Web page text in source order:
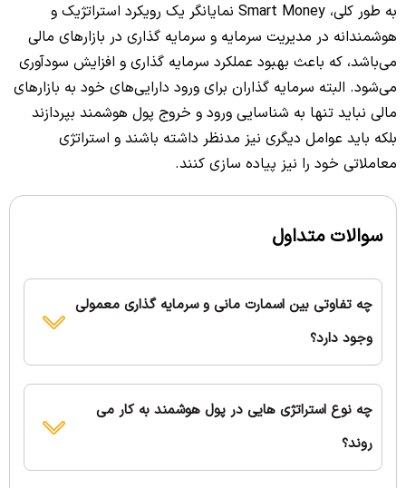
به طور کلی، Smart Money نمایانگر یک رویکرد استراتژیک و
هوشمندانه در مدیریت سرمایه و سرمایه گذاری در بازارهای مالی
می‌باشد، که باعث بهبود عملکرد سرمایه گذاری و افزایش سودآوری
می‌شود. البته سرمایه گذاران برای ورود دارایی‌های خود به بازارهای
مالی نباید تنها به شناسایی ورود و خروج پول هوشمند بپردازند
بلکه باید عوامل دیگری نیز مدنظر داشته باشند و استراتژی
معاملاتی خود را نیز پیاده سازی کنند.
سوالات متداول
چه تفاوتی بین اسمارت مانی و سرمایه گذاری معمولی
وجود دارد؟
چه نوع استراتژی هایی در پول هوشمند به کار می
روند؟